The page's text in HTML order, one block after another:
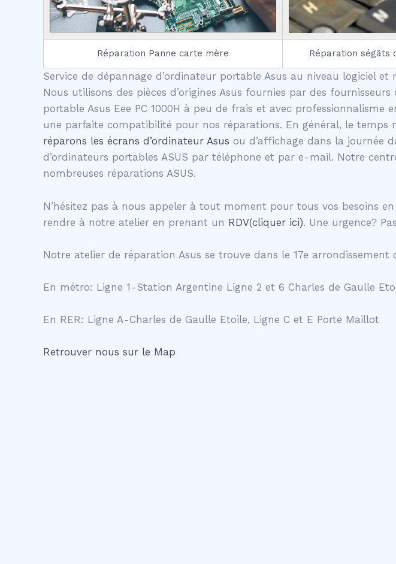
Réparation Panne carte mère Réparation ségâts
Service de dépannage d’ordinateur portable Asus au niveau logiciel
Nous utilisons des pièces d’origines Asus fournies par des
portable Asus Eee PC 1000H à peu de frais et avec
une parfaite compatibilité pour nos réparations. En général, le temps
réparons les écrans d’ordinateur Asus ou d’affichage dans la journée
d’ordinateurs portables ASUS par téléphone et par e-mail. Notre
nombreuses réparations ASUS.
N’hésitez pas à nous appeler à tout moment pour tous vos besoins
rendre à notre atelier en prenant un RDV(cliquer ici). Une urgence?
Notre atelier de réparation Asus se trouve dans le 17e
En métro: Ligne 1-Station Argentine Ligne 2 et 6 Charles de Gaulle
En RER: Ligne A-Charles de Gaulle Etoile, Ligne C et E Porte Maillot
Retrouver nous sur le Map